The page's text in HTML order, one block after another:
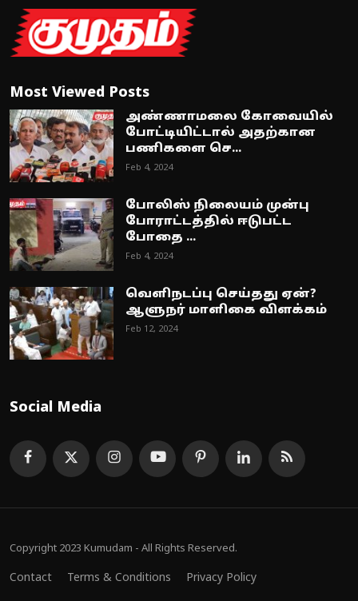
Most Viewed Posts
அண்ணாமலை கோவையில்
போட்டியிட்டால் அதற்கான
பணிகளை செ...
Feb 4, 2024
போலிஸ் நிலையம் முன்பு
போராட்டத்தில் ஈடுபட்ட
போதை ...
Feb 4, 2024
வெளிநடப்பு செய்தது ஏன்?
ஆளுநர் மாளிகை விளக்கம்
Feb 12, 2024
Social Media
Copyright 2023 Kumudam - All Rights Reserved.
Contact Terms & Conditions Privacy Policy